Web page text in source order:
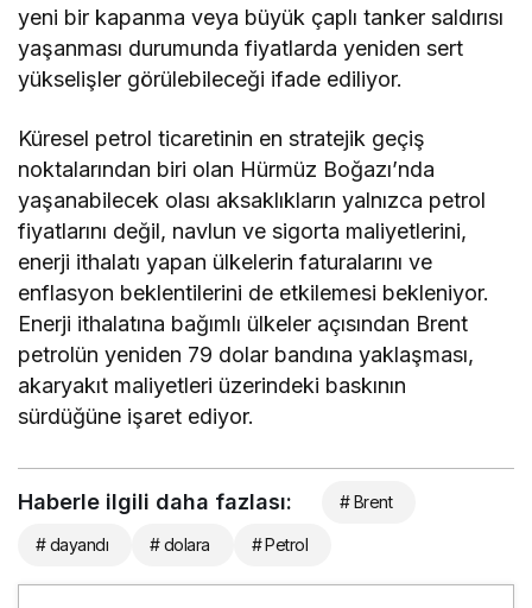
yeni bir kapanma veya büyük çaplı tanker saldırısı
yaşanması durumunda fiyatlarda yeniden sert
yükselişler görülebileceği ifade ediliyor.
Küresel petrol ticaretinin en stratejik geçiş
noktalarından biri olan Hürmüz Boğazı’nda
yaşanabilecek olası aksaklıkların yalnızca petrol
fiyatlarını değil, navlun ve sigorta maliyetlerini,
enerji ithalatı yapan ülkelerin faturalarını ve
enflasyon beklentilerini de etkilemesi bekleniyor.
Enerji ithalatına bağımlı ülkeler açısından Brent
petrolün yeniden 79 dolar bandına yaklaşması,
akaryakıt maliyetleri üzerindeki baskının
sürdüğüne işaret ediyor.
Haberle ilgili daha fazlası: # Brent
# dayandı # dolara # Petrol